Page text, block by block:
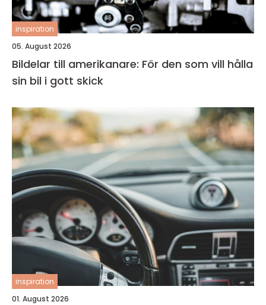
inspiration
05. August 2026
Bildelar till amerikanare: För den som vill hålla
sin bil i gott skick
inspiration
01. August 2026